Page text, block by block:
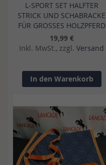
L-SPORT SET HALFTER
STRICK UND SCHABRACKE
FÜR GROSSES HOLZPFERD
19,99 €
Inkl. MwSt., zzgl. Versand
In den Warenkorb